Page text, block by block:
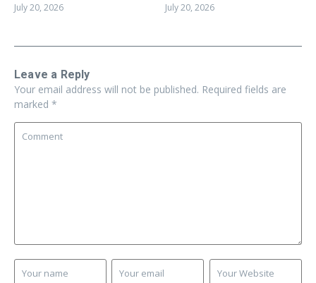
July 20, 2026 July 20, 2026
Leave a Reply
Your email address will not be published. Required fields are
marked *